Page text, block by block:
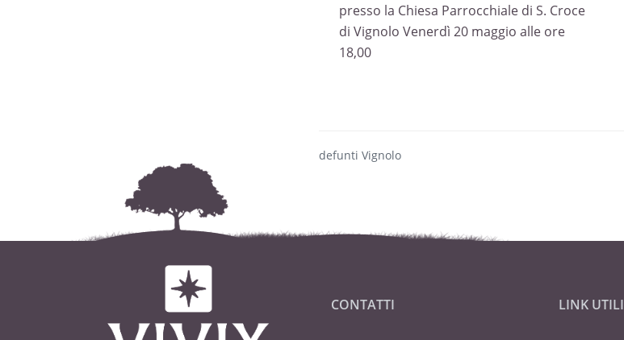
presso la Chiesa Parrocchiale di S. Croce
di Vignolo Venerdì 20 maggio alle ore
18,00
defunti Vignolo
CONTATTI LINK UTILI